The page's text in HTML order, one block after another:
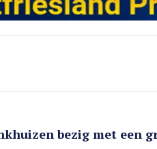
bezig met een